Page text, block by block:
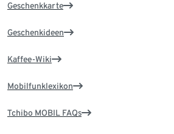
Geschenkkarte
Geschenkideen
Kaffee-Wiki
Mobilfunklexikon
Tchibo MOBIL FAQs